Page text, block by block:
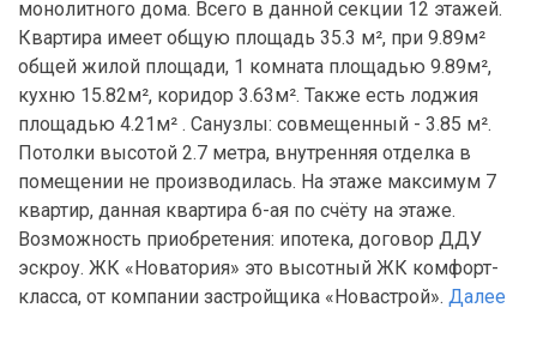
монолитного дома. Всего в данной секции 12 этажей.
Квартира имеет общую площадь 35.3 м², при 9.89м²
общей жилой площади, 1 комната площадью 9.89м²,
кухню 15.82м², коридор 3.63м². Также есть лоджия
площадью 4.21м² . Санузлы: совмещенный - 3.85 м².
Потолки высотой 2.7 метра, внутренняя отделка в
помещении не производилась. На этаже максимум 7
квартир, данная квартира 6-ая по счёту на этаже.
Возможность приобретения: ипотека, договор ДДУ
эскроу. ЖК «Новатория» это высотный ЖК комфорт-
класса, от компании застройщика «Новастрой». Далее